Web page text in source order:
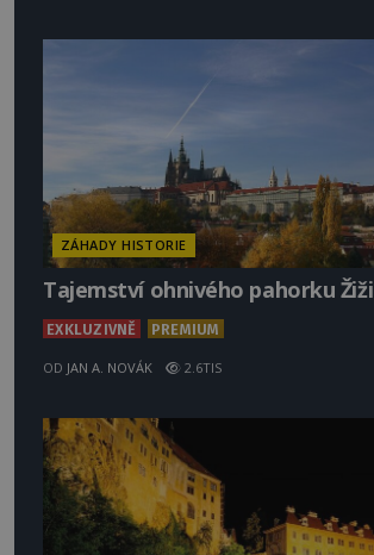
ZÁHADY HISTORIE
Tajemství ohnivého pahorku Žiži
EXKLUZIVNĚ PREMIUM
OD JAN A. NOVÁK 2.6TIS